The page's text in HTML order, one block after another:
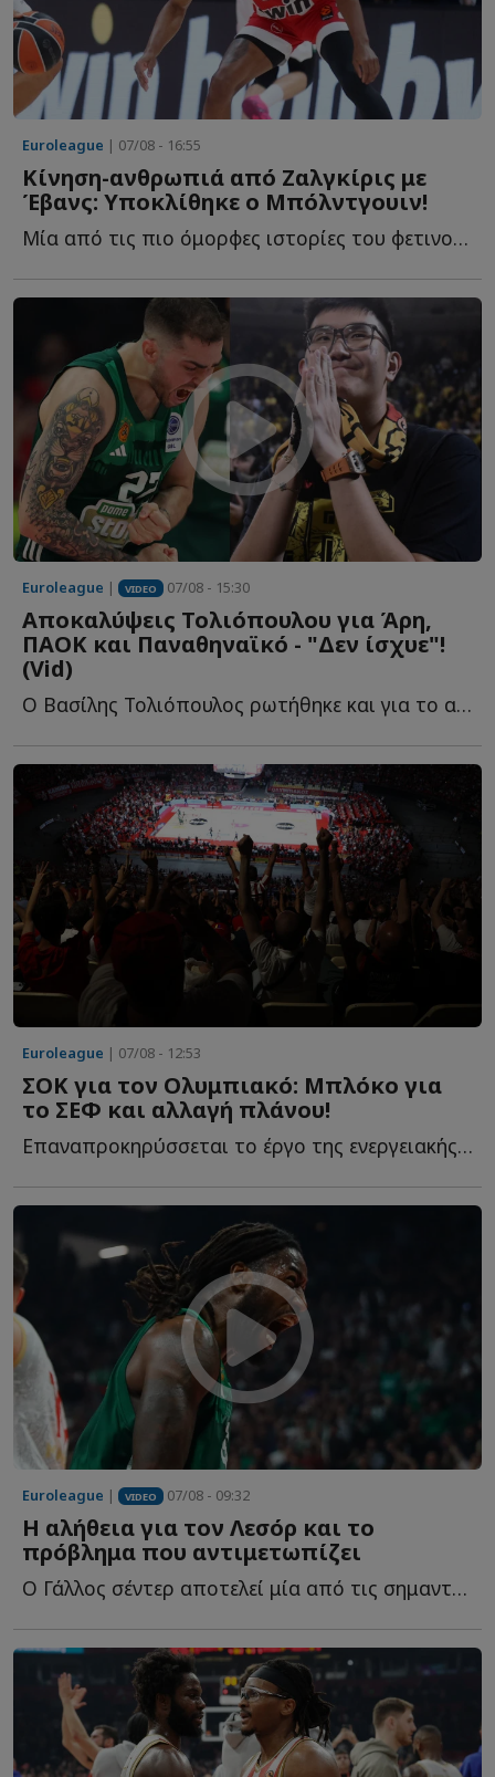
Euroleague | 07/08 - 16:55
Κίνηση-ανθρωπιά από Ζαλγκίρις με
Έβανς: Υποκλίθηκε ο Μπόλντγουιν!
Μία από τις πιο όμορφες ιστορίες του φετινού καλοκαιριού σ...
Euroleague | VIDEO 07/08 - 15:30
Αποκαλύψεις Τολιόπουλου για Άρη,
ΠΑΟΚ και Παναθηναϊκό - "Δεν ίσχυε"!
(Vid)
Ο Βασίλης Τολιόπουλος ρωτήθηκε και για το αν η απόφασή τ...
Euroleague | 07/08 - 12:53
ΣΟΚ για τον Ολυμπιακό: Μπλόκο για
το ΣΕΦ και αλλαγή πλάνου!
Επαναπροκηρύσσεται το έργο της ενεργειακής αναβάθμισης τ...
Euroleague | VIDEO 07/08 - 09:32
Η αλήθεια για τον Λεσόρ και το
πρόβλημα που αντιμετωπίζει
Ο Γάλλος σέντερ αποτελεί μία από τις σημαντικότερες μ...